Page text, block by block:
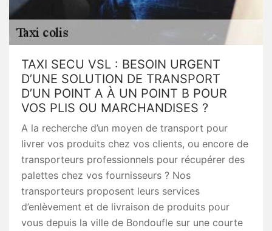
TAXI SECU VSL : BESOIN URGENT
D’UNE SOLUTION DE TRANSPORT
D’UN POINT A À UN POINT B POUR
VOS PLIS OU MARCHANDISES ?
A la recherche d’un moyen de transport pour
livrer vos produits chez vos clients, ou encore de
transporteurs professionnels pour récupérer des
palettes chez vos fournisseurs ? Nos
transporteurs proposent leurs services
d’enlèvement et de livraison de produits pour
vous depuis la ville de Bondoufle sur une courte